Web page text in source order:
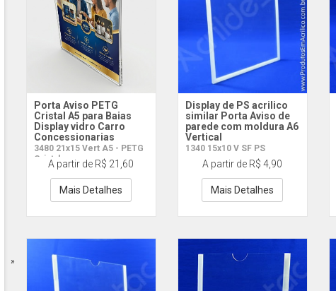
Porta Aviso PETG
Cristal A5 para Baias
Display vidro Carro
Concessionarias
3480 21x15 Vert A5 - PETG
CristalA partir de R$ 21,60
Mais Detalhes
Display de PS acrilico
similar Porta Aviso de
parede com moldura A6
Vertical
1340 15x10 V SF PS
A partir de R$ 4,90
Mais Detalhes